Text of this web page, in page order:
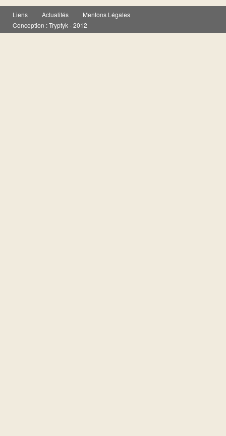
Liens Actualités
Mentons Légales
Conception :Tryptyk- 2012